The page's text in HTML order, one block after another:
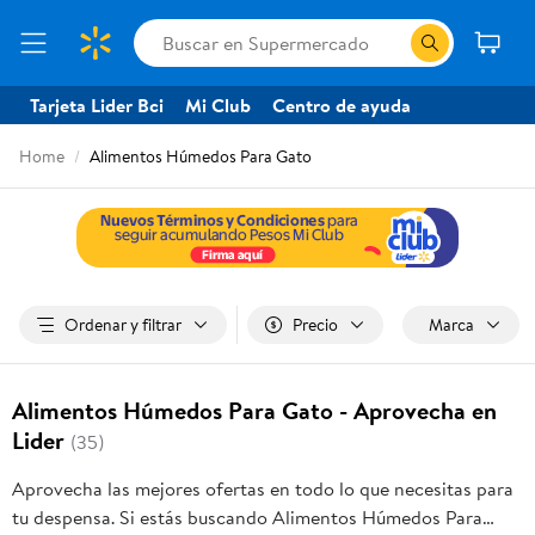
Tarjeta Lider Bci Mi Club Centro de ayuda
Home Alimentos Húmedos Para Gato
Ordenar y filtrar Precio Marca
Alimentos Húmedos Para Gato - Aprovecha en
Lider (35)
Aprovecha las mejores ofertas en todo lo que necesitas para
tu despensa. Si estás buscando Alimentos Húmedos Para